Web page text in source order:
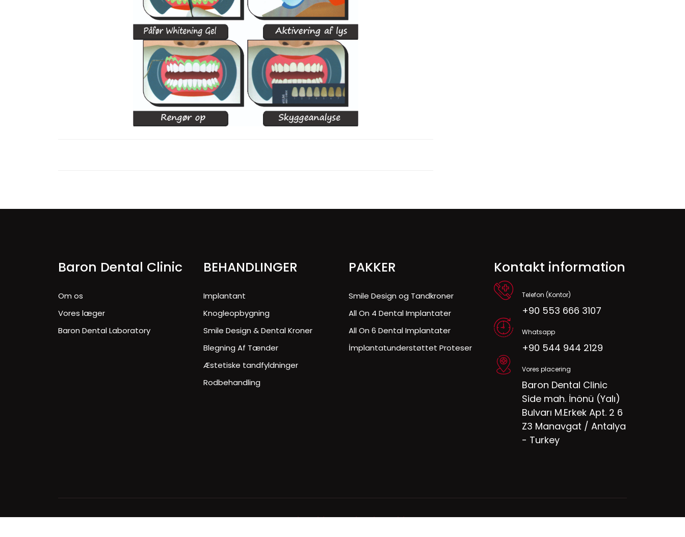
Baron Dental Clinic
Om os
Vores læger
Baron Dental Laboratory
BEHANDLINGER
Implantant
Knogleopbygning
Smile Design & Dental Kroner
Blegning Af Tænder
Æstetiske tandfyldninger
Rodbehandling
PAKKER
Smile Design og Tandkroner
All On 4 Dental Implantater
All On 6 Dental Implantater
İmplantatunderstøttet Proteser
Kontakt information
Telefon (Kontor)
+90 553 666 3107
Whatsapp
+90 544 944 2129
Vores placering
Baron Dental Clinic
Side mah. İnönü (Yalı)
Bulvarı M.Erkek Apt. 2 6
Z3 Manavgat / Antalya
- Turkey
CookiepolitikIPrivatlivspolitik